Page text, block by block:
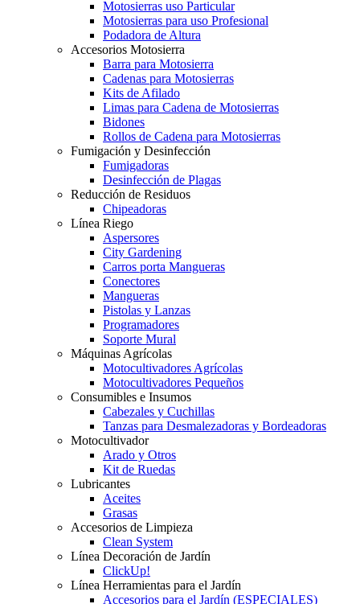
Motosierras uso Particular
Motosierras para uso Profesional
Podadora de Altura
Accesorios Motosierra
Barra para Motosierra
Cadenas para Motosierras
Kits de Afilado
Limas para Cadena de Motosierras
Bidones
Rollos de Cadena para Motosierras
Fumigación y Desinfección
Fumigadoras
Desinfección de Plagas
Reducción de Residuos
Chipeadoras
Línea Riego
Aspersores
City Gardening
Carros porta Mangueras
Conectores
Mangueras
Pistolas y Lanzas
Programadores
Soporte Mural
Máquinas Agrícolas
Motocultivadores Agrícolas
Motocultivadores Pequeños
Consumibles e Insumos
Cabezales y Cuchillas
Tanzas para Desmalezadoras y Bordeadoras
Motocultivador
Arado y Otros
Kit de Ruedas
Lubricantes
Aceites
Grasas
Accesorios de Limpieza
Clean System
Línea Decoración de Jardín
ClickUp!
Línea Herramientas para el Jardín
Accesorios para el Jardín (ESPECIALES)